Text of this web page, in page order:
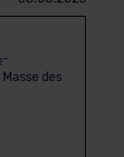
-
des